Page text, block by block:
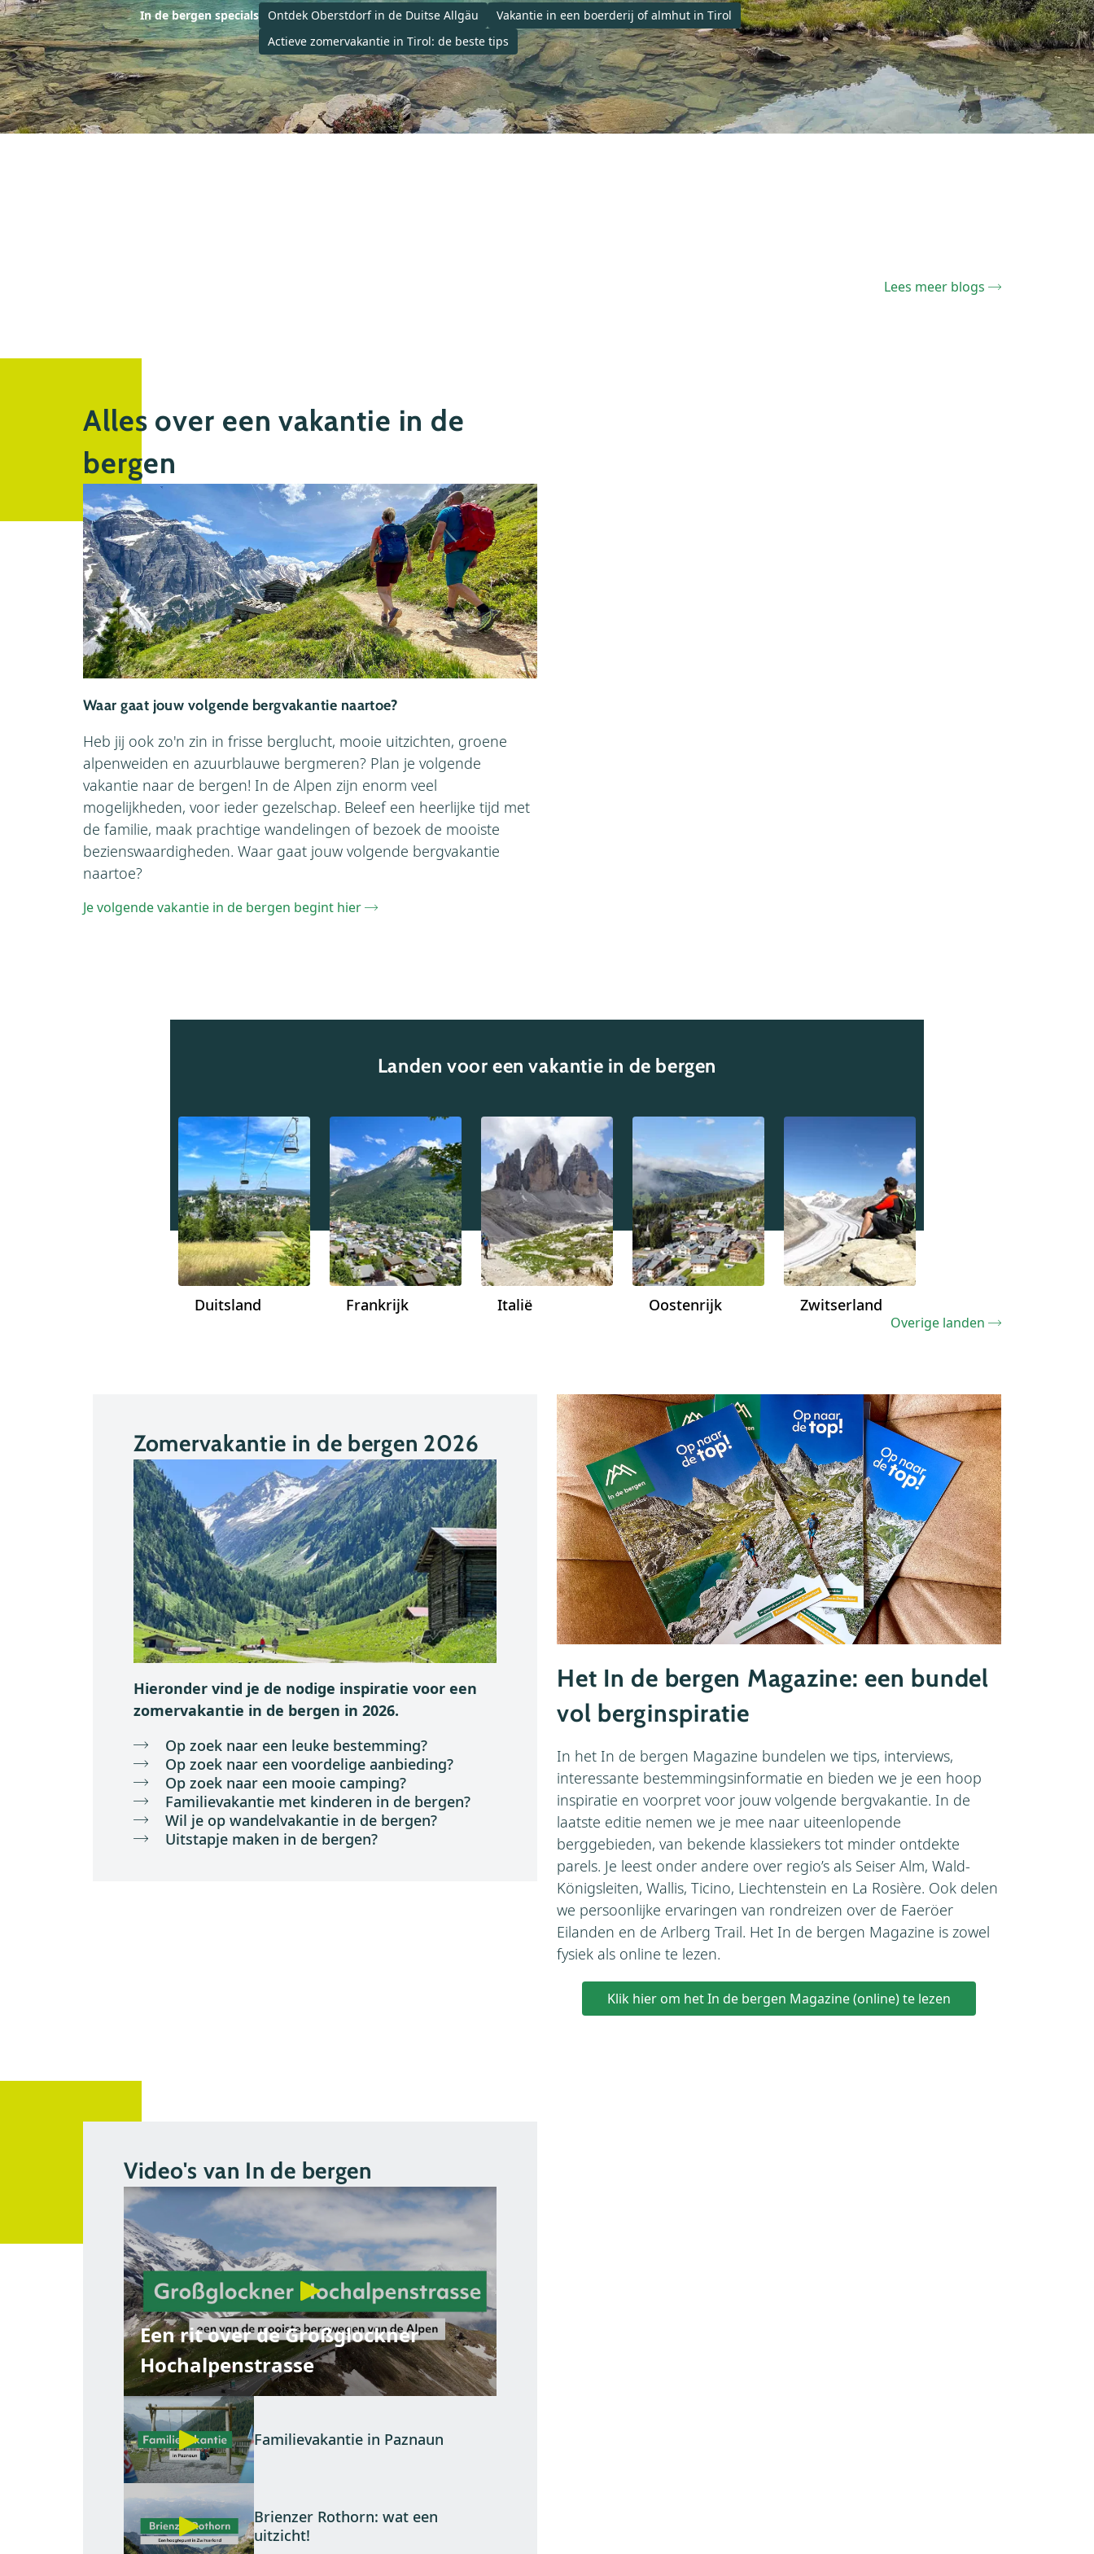
In de bergen specials Ontdek Oberstdorf in de Duitse Allgäu
Vakantie in een boerderij of almhut in Tirol
Actieve zomervakantie in Tirol: de beste tips
Lees meer blogs
Alles over een vakantie in de
bergen
Waar gaat jouw volgende bergvakantie naartoe?
Heb jij ook zo'n zin in frisse berglucht, mooie uitzichten, groene
alpenweiden en azuurblauwe bergmeren? Plan je volgende
vakantie naar de bergen! In de Alpen zijn enorm veel
mogelijkheden, voor ieder gezelschap. Beleef een heerlijke tijd met
de familie, maak prachtige wandelingen of bezoek de mooiste
bezienswaardigheden. Waar gaat jouw volgende bergvakantie
naartoe?
Je volgende vakantie in de bergen begint hier
Landen voor een vakantie in de bergen
Duitsland Frankrijk Italië Oostenrijk Zwitserland
Overige landen
Zomervakantie in de bergen 2026
Hieronder vind je de nodige inspiratie voor een
zomervakantie in de bergen in 2026.
Op zoek naar een leuke bestemming?
Op zoek naar een voordelige aanbieding?
Op zoek naar een mooie camping?
Familievakantie met kinderen in de bergen?
Wil je op wandelvakantie in de bergen?
Uitstapje maken in de bergen?
Het In de bergen Magazine: een bundel
vol berginspiratie
In het In de bergen Magazine bundelen we tips, interviews,
interessante bestemmingsinformatie en bieden we je een hoop
inspiratie en voorpret voor jouw volgende bergvakantie. In de
laatste editie nemen we je mee naar uiteenlopende
berggebieden, van bekende klassiekers tot minder ontdekte
parels. Je leest onder andere over regio’s als Seiser Alm, Wald-
Königsleiten, Wallis, Ticino, Liechtenstein en La Rosière. Ook delen
we persoonlijke ervaringen van rondreizen over de Faeröer
Eilanden en de Arlberg Trail. Het In de bergen Magazine is zowel
fysiek als online te lezen.
Klik hier om het In de bergen Magazine (online) te lezen
Video's van In de bergen
Een rit over de Großglockner
Hochalpenstrasse
Familievakantie in Paznaun
Brienzer Rothorn: wat een
uitzicht!